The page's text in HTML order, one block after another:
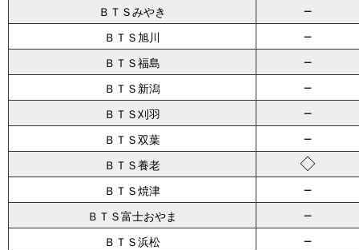
ＢＴＳみやき －
ＢＴＳ旭川 －
ＢＴＳ福島 －
ＢＴＳ新潟 －
ＢＴＳ刈羽 －
ＢＴＳ双葉 －
ＢＴＳ養老 ◇
ＢＴＳ焼津 －
ＢＴＳ富士おやま －
ＢＴＳ浜松 －